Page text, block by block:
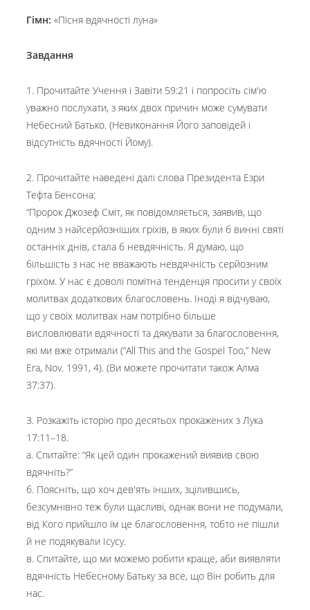
Гімн: «Пісня вдячності луна»
Завдання
1. Прочитайте Учення і Завіти 59:21 і попросіть сім'ю
уважно послухати, з яких двох причин може сумувати
Небесний Батько. (Невиконання Його заповідей і
відсутність вдячності Йому).
2. Прочитайте наведені далі слова Президента Езри
Тефта Бенсона:
“Пророк Джозеф Сміт, як повідомляється, заявив, що
одним з найсерйозніших гріхів, в яких були б винні святі
останніх днів, стала б невдячність. Я думаю, що
більшість з нас не вважають невдячність серйозним
гріхом. У нас є доволі помітна тенденція просити у своїх
молитвах додаткових благословень. Іноді я відчуваю,
що у своїх молитвах нам потрібно більше
висловлювати вдячності та дякувати за благословення,
які ми вже отримали (“All This and the Gospel Too,” New
Era, Nov. 1991, 4). (Ви можете прочитати також Алма
37:37).
3. Розкажіть історію про десятьох прокажених з Лука
17:11–18.
а. Спитайте: “Як цей один прокажений виявив свою
вдячніть?”
б. Поясніть, що хоч дев'ять інших, зцілившись,
безсумнівно теж були щасливі, однак вони не подумали,
від Кого прийшло їм це благословення, тобто не пішли
й не подякували Ісусу.
в. Спитайте, що ми можемо робити краще, аби виявляти
вдячність Небесному Батьку за все, що Він робить для
нас.